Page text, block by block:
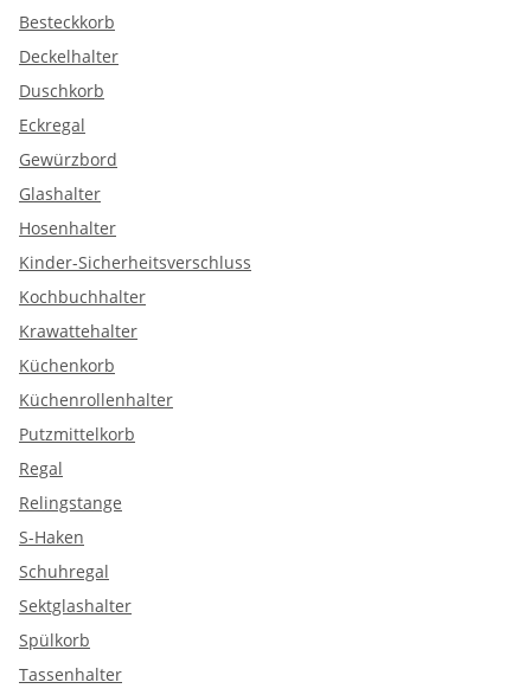
Besteckkorb
Deckelhalter
Duschkorb
Eckregal
Gewürzbord
Glashalter
Hosenhalter
Kinder-Sicherheitsverschluss
Kochbuchhalter
Krawattehalter
Küchenkorb
Küchenrollenhalter
Putzmittelkorb
Regal
Relingstange
S-Haken
Schuhregal
Sektglashalter
Spülkorb
Tassenhalter